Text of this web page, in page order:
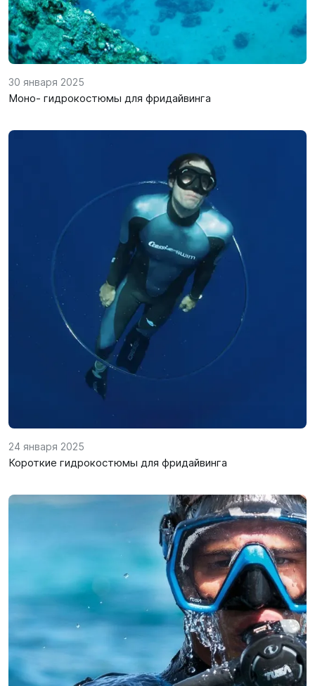
Бренды
Акции
30 января 2025
Моно- гидрокостюмы для фридайвинга
24 января 2025
Короткие гидрокостюмы для фридайвинга